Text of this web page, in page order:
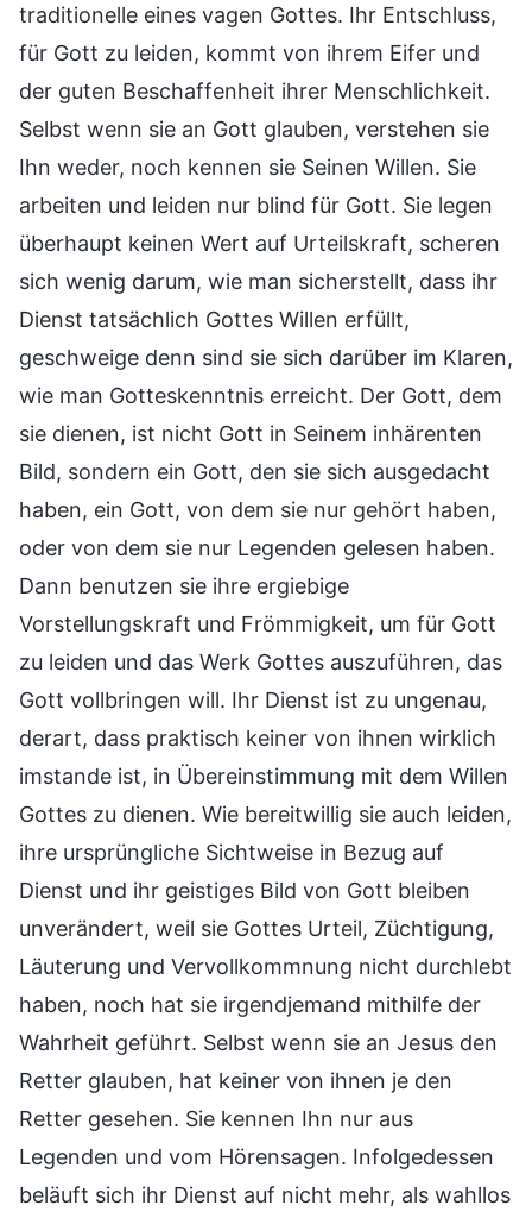
traditionelle eines vagen Gottes. Ihr Entschluss,
für Gott zu leiden, kommt von ihrem Eifer und
der guten Beschaffenheit ihrer Menschlichkeit.
Selbst wenn sie an Gott glauben, verstehen sie
Ihn weder, noch kennen sie Seinen Willen. Sie
arbeiten und leiden nur blind für Gott. Sie legen
überhaupt keinen Wert auf Urteilskraft, scheren
sich wenig darum, wie man sicherstellt, dass ihr
Dienst tatsächlich Gottes Willen erfüllt,
geschweige denn sind sie sich darüber im Klaren,
wie man Gotteskenntnis erreicht. Der Gott, dem
sie dienen, ist nicht Gott in Seinem inhärenten
Bild, sondern ein Gott, den sie sich ausgedacht
haben, ein Gott, von dem sie nur gehört haben,
oder von dem sie nur Legenden gelesen haben.
Dann benutzen sie ihre ergiebige
Vorstellungskraft und Frömmigkeit, um für Gott
zu leiden und das Werk Gottes auszuführen, das
Gott vollbringen will. Ihr Dienst ist zu ungenau,
derart, dass praktisch keiner von ihnen wirklich
imstande ist, in Übereinstimmung mit dem Willen
Gottes zu dienen. Wie bereitwillig sie auch leiden,
ihre ursprüngliche Sichtweise in Bezug auf
Dienst und ihr geistiges Bild von Gott bleiben
unverändert, weil sie Gottes Urteil, Züchtigung,
Läuterung und Vervollkommnung nicht durchlebt
haben, noch hat sie irgendjemand mithilfe der
Wahrheit geführt. Selbst wenn sie an Jesus den
Retter glauben, hat keiner von ihnen je den
Retter gesehen. Sie kennen Ihn nur aus
Legenden und vom Hörensagen. Infolgedessen
beläuft sich ihr Dienst auf nicht mehr, als wahllos